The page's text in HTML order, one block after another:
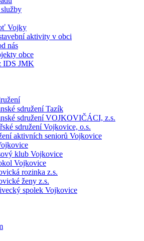
Vojky
aktivity v obci
nás
obce
IDS JMK
sdružení Tazík
sdružení VOJKOVIČÁCI, z.s.
sdružení Vojkovice, o.s.
aktivních seniorů Vojkovice
klub Vojkovice
Vojkovice
rozinka z.s.
ženy z.s.
spolek Vojkovice